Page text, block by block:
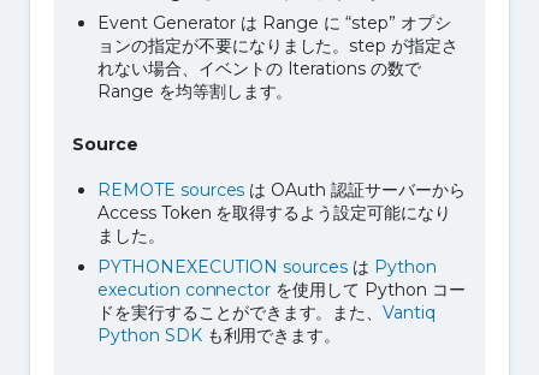
Event Generator は Range に “step” オプシ
ョンの指定が不要になりました。step が指定さ
れない場合、イベントの Iterations の数で
Range を均等割します。
Source
REMOTE sources は OAuth 認証サーバーから
Access Token を取得するよう設定可能になり
ました。
PYTHONEXECUTION sources は Python
execution connector を使用して Python コー
ドを実行することができます。また、Vantiq
Python SDKも利用できます。